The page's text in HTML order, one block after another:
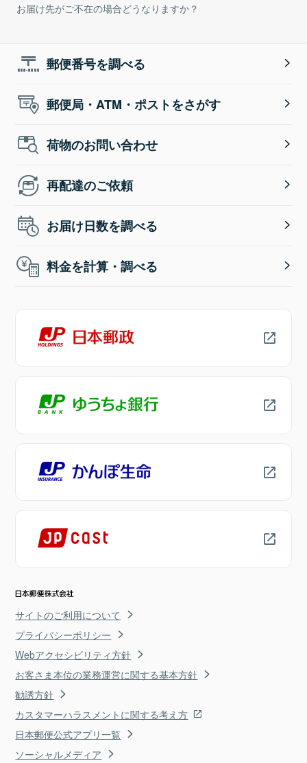
お届け先がご不在の場合どうなりますか？
郵便番号を調べる
郵便局・ATM・ポストをさがす
荷物のお問い合わせ
再配達のご依頼
お届け日数を調べる
料金を計算・調べる
サイトのご利用について
プライバシーポリシー
Webアクセシビリティ方針
お客さま本位の業務運営に関する基本方針
勧誘方針
カスタマーハラスメントに関する考え方
日本郵便公式アプリ一覧
ソーシャルメディア